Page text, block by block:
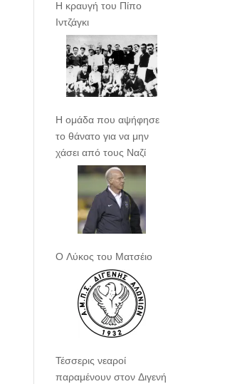
Η κραυγή του Πίπο
Ιντζάγκι
Η ομάδα που αψήφησε
το θάνατο για να μην
χάσει από τους Ναζί
Ο Λύκος του Ματσέιο
Τέσσερις νεαροί
παραμένουν στον Διγενή